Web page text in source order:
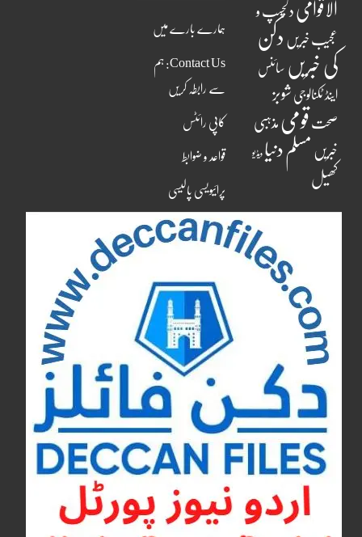
الاقوامی دلچسپ و
عجیب خبریں دکن
کی خبریں سائنس
اینڈ ٹکنالوجی شوبز
صحت قومی مذہبی
خبریں مسلم دنیا ویڈیو
کھیل
ہمارے بارے میں
Contact Us: ہم
سے رابطہ کریں
کاپی رائٹس
قواعد و ضوابط
پرائیویسی پالیسی